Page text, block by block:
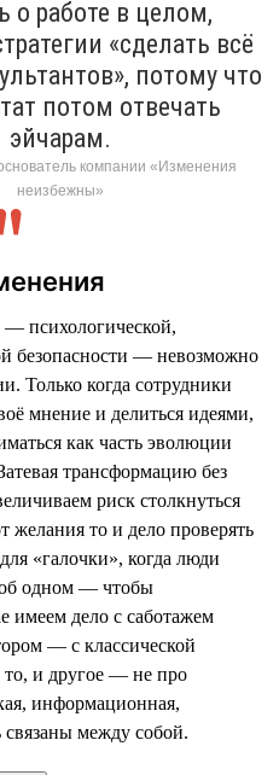
о работе в целом,
«сделать всё
потому что
потом отвечать
эйчарам.
компании «Изменения
неизбежны»
— психологической,
безопасности — невозможно
Только когда сотрудники
мнение и делиться идеями,
как часть эволюции
трансформацию без
риск столкнуться
желания то и дело проверять
«галочки», когда люди
одном — чтобы
имеем дело с саботажем
— с классической
и другое — не про
информационная,
связаны между собой.